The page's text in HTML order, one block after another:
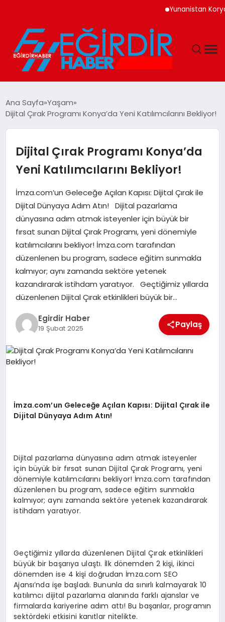
Yunanistan
EĞITIM
EKONOMI
GÜNDEM
MAGAZIN
SIYASET
SPOR
TEKNOLOJI
YAŞAM
Ana Sayfa Yaşam
Dijital Çırak Programı Konya’da Yeni Katılımcılarını Bekliyor!
Dijital Çırak Programı Konya’da
Yeni Katılımcılarını Bekliyor!
İmza.com’un Geleceğe Açılan Kapısı: Dijital Çırak ile
Dijital Dünyaya Adım Atın! Dijital pazarlama
dünyasına adım atmak isteyenler için büyük bir
fırsat sunan Dijital Çırak Programı, yeni dönemiyle
katılımcılarını bekliyor! İmza.com tarafından
düzenlenen bu program, sadece eğitim sunmakla
kalmıyor; aynı zamanda sektöre yetenek
kazandırarak istihdam yaratıyor. Geçtiğimiz yıllarda
düzenlenen Dijital Çırak etkinlikleri büyük bir…
Egirdir Haber
19 Şubat 2025 Paylaş
İmza.com’un Geleceğe Açılan Kapısı: Dijital Çırak ile
Dijital Dünyaya Adım Atın!
Dijital pazarlama dünyasına adım atmak isteyenler
için büyük bir fırsat sunan Dijital Çırak Programı, yeni
dönemiyle katılımcılarını bekliyor! İmza.com tarafından
düzenlenen bu program, sadece eğitim sunmakla
kalmıyor; aynı zamanda sektöre yetenek kazandırarak
istihdam yaratıyor.
Geçtiğimiz yıllarda düzenlenen Dijital Çırak etkinlikleri
büyük bir başarıya ulaştı. İlk dönemden 2 kişi, ikinci
dönemden ise 4 kişi doğrudan İmza.com SEO
Ajansı’nda işe başladı. Bununla da sınırlı kalmayarak 10
katılımcı dijital pazarlama alanında farklı ajanslar ve
firmalarda kariyerine adım attı! Bu başarılar, programın
sektördeki etkisini kanıtlar nitelikte.